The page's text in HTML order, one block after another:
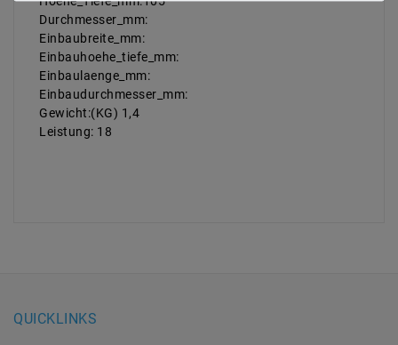
Durchmesser_mm:
Einbaubreite_mm:
Einbauhoehe_tiefe_mm:
Einbaulaenge_mm:
Einbaudurchmesser_mm:
Gewicht:(KG) 1,4
Leistung: 18
QUICKLINKS